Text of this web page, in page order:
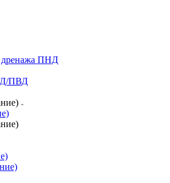
дренажа ПНД
ПВД